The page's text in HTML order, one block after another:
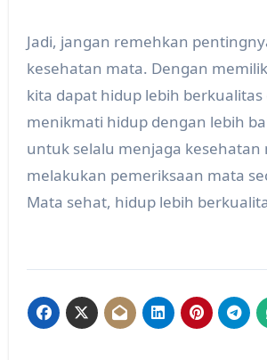
Jadi, jangan remehkan
kesehatan mata. Dengan
kita dapat hidup lebih berkualitas
menikmati hidup dengan lebih
untuk selalu menjaga kesehatan
melakukan pemeriksaan mata
Mata sehat, hidup lebih